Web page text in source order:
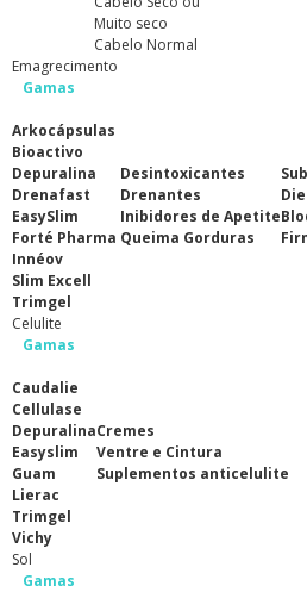
Muito seco
Cabelo Normal
Emagrecimento
Gamas
Arkocápsulas
Bioactivo
Depuralina
Drenafast
EasySlim
Forté Pharma
Innéov
Slim Excell
Trimgel
Desintoxicantes
Drenantes
Inibidores de Apetite
Queima Gorduras
Celulite
Gamas
Caudalie
Cellulase
Depuralina
Easyslim
Guam
Lierac
Trimgel
Vichy
Cremes
Ventre e Cintura
Suplementos anticelulite
Sol
Gamas